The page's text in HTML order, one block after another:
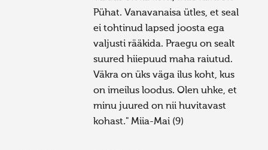
Pühat. Vanavanaisa ütles, et seal
ei tohtinud lapsed joosta ega
valjusti rääkida. Praegu on sealt
suured hiiepuud maha raiutud.
Väkra on üks väga ilus koht, kus
on imeilus loodus. Olen uhke, et
minu juured on nii huvitavast
kohast." Miia-Mai (9)